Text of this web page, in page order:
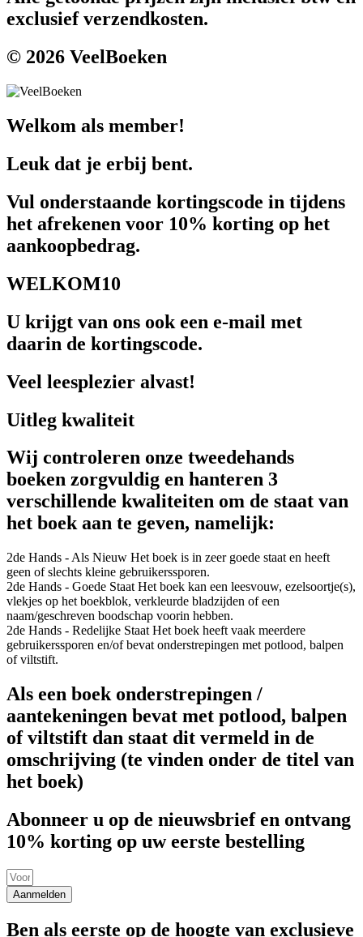
exclusief verzendkosten.
© 2026 VeelBoeken
Welkom als member!
Leuk dat je erbij bent.
Vul onderstaande kortingscode in tijdens
het afrekenen voor 10% korting op het
aankoopbedrag.
WELKOM10
U krijgt van ons ook een e-mail met
daarin de kortingscode.
Veel leesplezier alvast!
Uitleg kwaliteit
Wij controleren onze tweedehands
boeken zorgvuldig en hanteren 3
verschillende kwaliteiten om de staat van
het boek aan te geven, namelijk:
2de Hands - Als Nieuw Het boek is in zeer goede staat en heeft
geen of slechts kleine gebruikerssporen.
2de Hands - Goede Staat Het boek kan een leesvouw, ezelsoortje(s),
vlekjes op het boekblok, verkleurde bladzijden of een
naam/geschreven boodschap voorin hebben.
2de Hands - Redelijke Staat Het boek heeft vaak meerdere
gebruikerssporen en/of bevat onderstrepingen met potlood, balpen
of viltstift.
Als een boek onderstrepingen /
aantekeningen bevat met potlood, balpen
of viltstift dan staat dit vermeld in de
omschrijving (te vinden onder de titel van
het boek)
Abonneer u op de nieuwsbrief en ontvang
10% korting op uw eerste bestelling
Aanmelden
Ben als eerste op de hoogte van exclusieve